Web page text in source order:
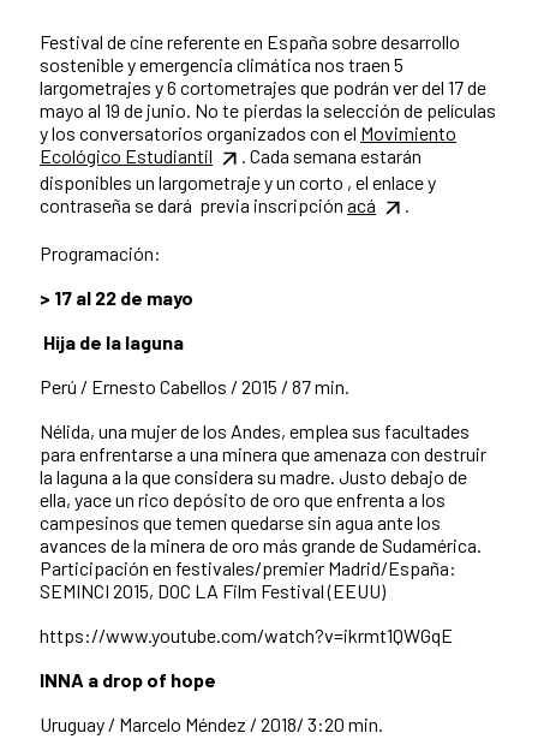
Festival de cine referente en España sobre desarrollo
sostenible y emergencia climática nos traen 5
largometrajes y 6 cortometrajes que podrán ver del 17 de
mayo al 19 de junio. No te pierdas la selección de películas
y los conversatorios organizados con el Movimiento
Ecológico Estudiantil
. Cada semana estarán
disponibles un largometraje y un corto , el enlace y
contraseña se dará previa inscripción acá .
Programación:
> 17 al 22 de mayo
Hija de la laguna
Perú / Ernesto Cabellos / 2015 / 87 min.
Nélida, una mujer de los Andes, emplea sus facultades
para enfrentarse a una minera que amenaza con destruir
la laguna a la que considera su madre. Justo debajo de
ella, yace un rico depósito de oro que enfrenta a los
campesinos que temen quedarse sin agua ante los
avances de la minera de oro más grande de Sudamérica.
Participación en festivales/premier Madrid/España:
SEMINCI 2015, DOC LA Film Festival (EEUU)
https://www.youtube.com/watch?v=ikrmt1QWGqE
INNA a drop of hope
Uruguay / Marcelo Méndez / 2018/ 3:20 min.